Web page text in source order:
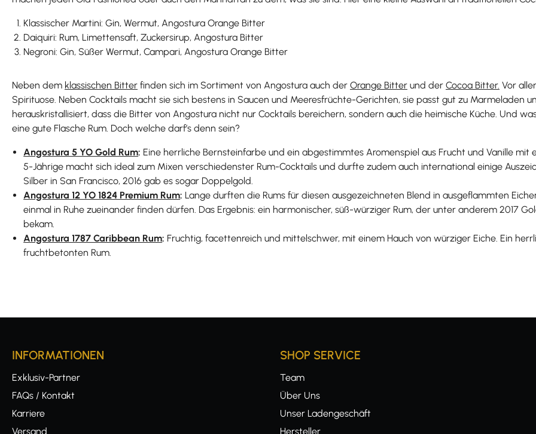
Klassischer Martini: Gin, Wermut, Angostura Orange Bitter
Daiquiri: Rum, Limettensaft, Zuckersirup, Angostura Bitter
Negroni: Gin, Süßer Wermut, Campari, Angostura Orange Bitter
Neben dem klassischen Bitter finden sich im Sortiment von Angostura auch der Orange Bitter und der Cocoa Bitter. Vor
Spirituose. Neben Cocktails macht sie sich bestens in Saucen und Meeresfrüchte-Gerichten, sie passt gut zu Marmeladen
herauskristallisiert, dass die Bitter von Angostura nicht nur Cocktails bereichern, sondern auch die heimische Küche. Und
eine gute Flasche Rum. Doch welche darf’s denn sein?
Angostura 5 YO Gold Rum: Eine herrliche Bernsteinfarbe und ein abgestimmtes Aromenspiel aus Frucht und Vanille mit
5-Jährige macht sich ideal zum Mixen verschiedenster Rum-Cocktails und durfte zudem auch international einige
Silber in San Francisco, 2016 gab es sogar Doppelgold.
Angostura 12 YO 1824 Premium Rum: Lange durften die Rums für diesen ausgezeichneten Blend in ausgeflammten
einmal in Ruhe zueinander finden dürfen. Das Ergebnis: ein harmonischer, süß-würziger Rum, der unter anderem 2017
bekam.
Angostura 1787 Caribbean Rum: Fruchtig, facettenreich und mittelschwer, mit einem Hauch von würziger Eiche. Ein
fruchtbetonten Rum.
INFORMATIONEN
Exklusiv-Partner
FAQs / Kontakt
Karriere
Versand
SHOP SERVICE
Team
Über Uns
Unser Ladengeschäft
Hersteller